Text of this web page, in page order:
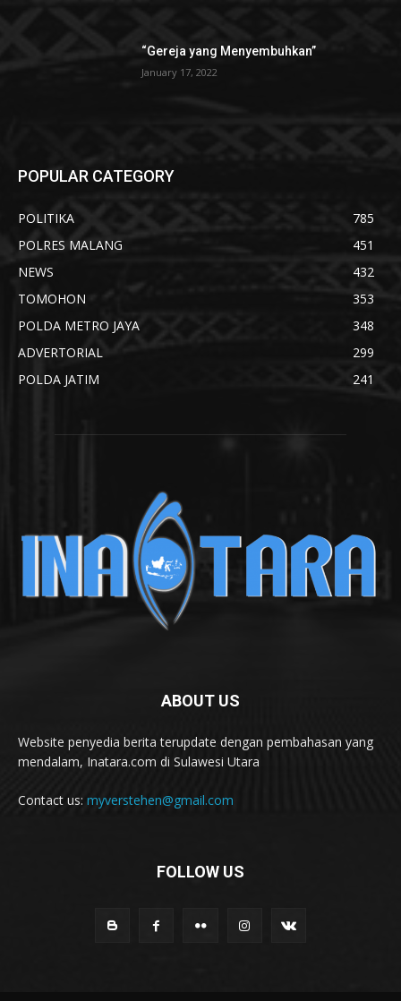
“Gereja yang Menyembuhkan”
January 17, 2022
POPULAR CATEGORY
POLITIKA
785
POLRES MALANG
451
NEWS
432
TOMOHON
353
POLDA METRO JAYA
348
ADVERTORIAL
299
POLDA JATIM
241
ABOUT US
Website penyedia berita terupdate dengan pembahasan yang
mendalam, Inatara.com di Sulawesi Utara
Contact us: myverstehen@gmail.com
FOLLOW US